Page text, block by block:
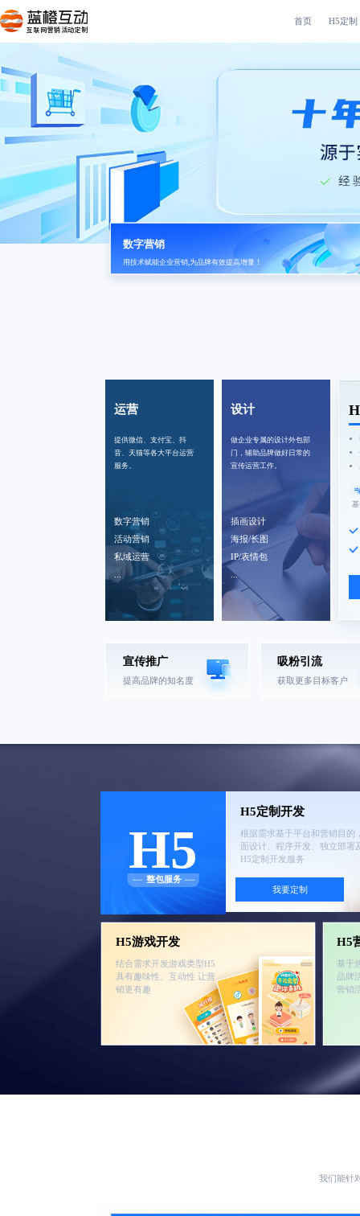
互联网营销活动定制
首页 H5定制
数字营销
用技术赋能企业营销,为品牌有效提高增量！
运营
提供微信、支付宝、抖
音、天猫等各大平台运营
服务。
数字营销
活动营销
私域运营
设计
做企业专属的设计外包部
门，辅助品牌做好日常的
宣传运营工作。
插画设计
海报/长图
IP/表情包
...
宣传推广
提高品牌的知名度
吸粉引流
获取更多目标客户
H5
整包服务
H5定制开发
根据需求基于平台和营销目的
面设计、程序开发、独立部署
H5定制开发服务
我要定制
H5游戏开发
结合需求开发游戏类型H5
具有趣味性、互动性 让营
销更有趣
H5
基于
品牌
营销
我们能针